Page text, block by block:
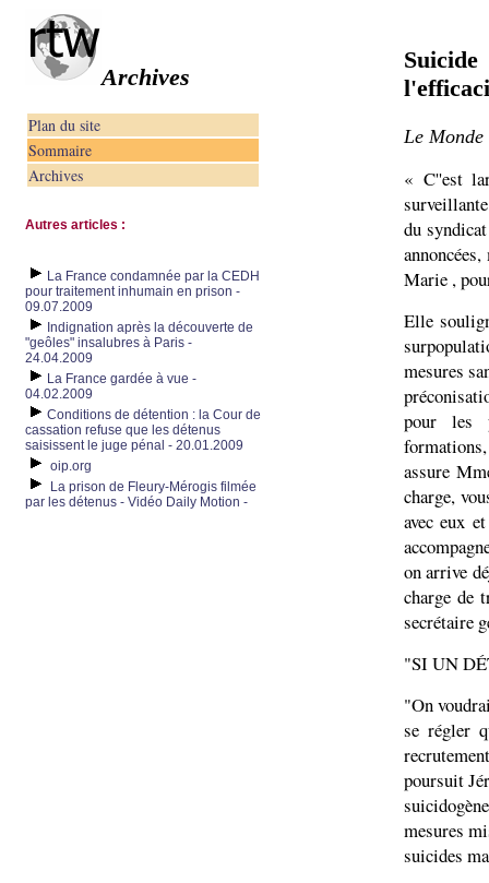
Archives
Plan du site
Sommaire
Archives
Autres articles :
La France condamnée par la CEDH
pour traitement inhumain en prison -
09.07.2009
Indignation après la découverte de
"geôles" insalubres à Paris -
24.04.2009
La France gardée à vue -
04.02.2009
Conditions de détention : la Cour de
cassation refuse que les détenus
saisissent le juge pénal - 20.01.2009
oip.org
La prison de Fleury-Mérogis filmée
par les détenus - Vidéo Daily Motion -
Le
« C''est
du
Marie ,
Elle
mesures
pour les
assure
charge,
avec eux
on arrive
charge de
secrétaire
"SI UN
"On
se régler
poursuit
mesures
suicides